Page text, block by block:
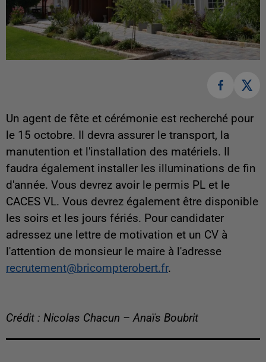
Un agent de fête et cérémonie est recherché pour
le 15 octobre. Il devra assurer le transport, la
manutention et l'installation des matériels. Il
faudra également installer les illuminations de fin
d'année. Vous devrez avoir le permis PL et le
CACES VL. Vous devrez également être disponible
les soirs et les jours fériés. Pour candidater
adressez une lettre de motivation et un CV à
l'attention de monsieur le maire à l'adresse
recrutement@bricompterobert.fr.
Crédit : Nicolas Chacun – Anaïs Boubrit